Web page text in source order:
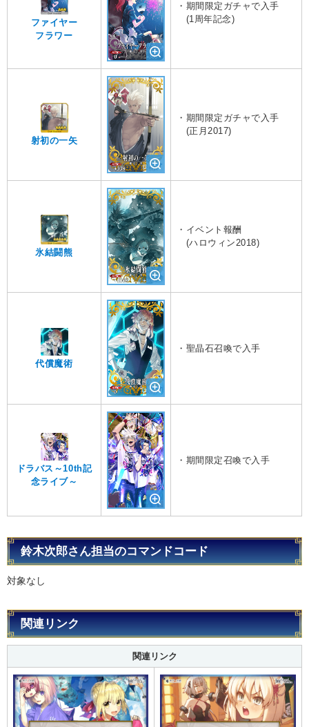
ファイヤー
フラワー
・期間限定ガチャで入手
(1周年記念)
射初の一矢
・期間限定ガチャで入手
(正月2017)
氷結闘熊
・イベント報酬
(ハロウィン2018)
代償魔術
・聖晶石召喚で入手
ドラバス～10th記
念ライブ～
・期間限定召喚で入手
鈴木次郎さん担当のコマンドコード
対象なし
関連リンク
関連リンク